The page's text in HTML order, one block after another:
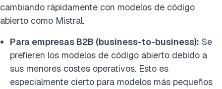
cambiando rápidamente con modelos de código
abierto como Mistral.
Para empresas B2B (business-to-business): Se
prefieren los modelos de código abierto debido a
sus menores costes operativos. Esto es
especialmente cierto para modelos más pequeños